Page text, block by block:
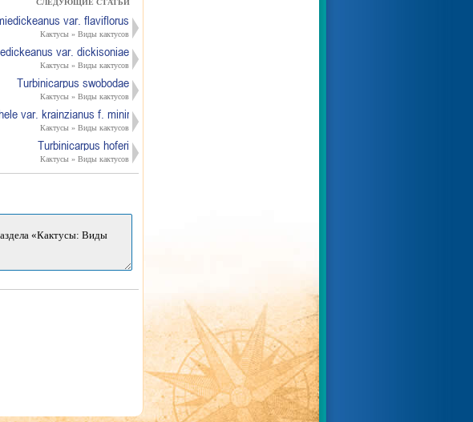
СЛЕДУЮЩИЕ СТАТЬИ
var. flaviflorus
Кактусы » Виды кактусов
var. dickisoniae
Кактусы » Виды кактусов
Turbinicarpus swobodae
Кактусы » Виды кактусов
var. krainzianus f. minimus
Кактусы » Виды кактусов
Turbinicarpus hoferi
Кактусы » Виды кактусов